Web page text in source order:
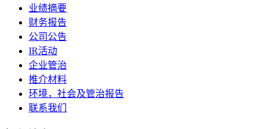
业绩摘要
财务报告
公司公告
IR活动
企业管治
推介材料
环境，社会及管治报告
联系我们